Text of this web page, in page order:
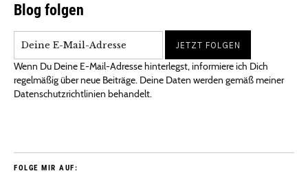
Blog folgen
Wenn Du Deine E-Mail-Adresse hinterlegst, informiere ich Dich
regelmäßig über neue Beiträge. Deine Daten werden gemäß meiner
Datenschutzrichtlinien behandelt.
FOLGE MIR AUF: